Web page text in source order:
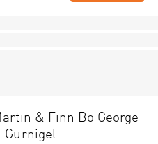
& Finn Bo George
Gurnigel